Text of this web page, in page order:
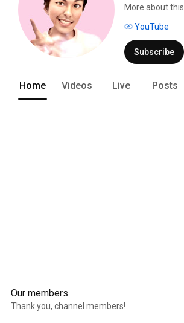
More about
YouTube
Subscribe
Home Videos Live Posts
Our members
Thank you, channel members!